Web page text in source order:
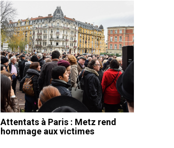
Attentats à Paris : Metz rend
hommage aux victimes